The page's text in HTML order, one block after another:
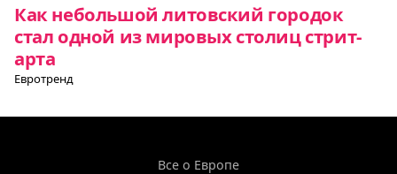
Как небольшой литовский городок
стал одной из мировых столиц стрит-
арта
Евротренд
Все о Европе